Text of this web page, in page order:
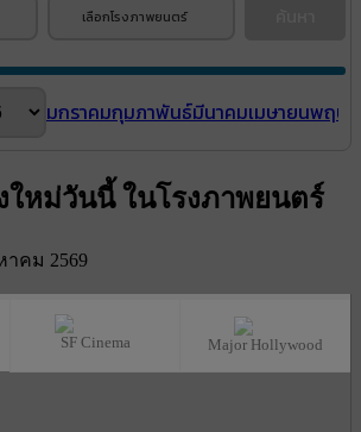
เลือกโรงภาพยนตร์
มกราคมกุมภาพันธ์มีนาคมเมษายนพฤษ
ใหม่วันนี้ ในโรงภาพยนตร์
าคม 2569
SF Cinema Major Hollywood